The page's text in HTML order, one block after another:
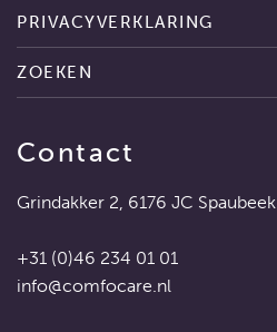
PRIVACYVERKLARING
ZOEKEN
Contact
Grindakker 2, 6176 JC Spaubeek
+31 (0)46 234 01 01
info@comfocare.nl